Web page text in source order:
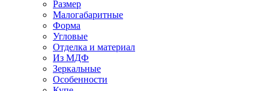
Размер
Малогабаритные
Форма
Угловые
Отделка и материал
Из МДФ
Зеркальные
Особенности